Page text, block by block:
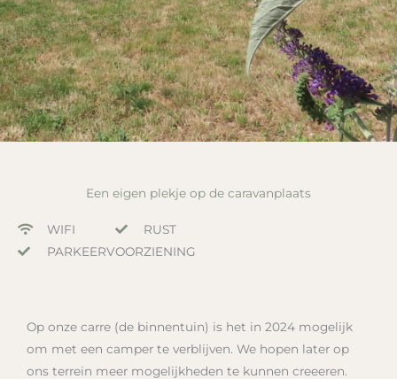
Een eigen plekje op de caravanplaats
WIFI
RUST
PARKEERVOORZIENING
Op onze carre (de binnentuin) is het in 2024 mogelijk
om met een camper te verblijven. We hopen later op
ons terrein meer mogelijkheden te kunnen creeeren.